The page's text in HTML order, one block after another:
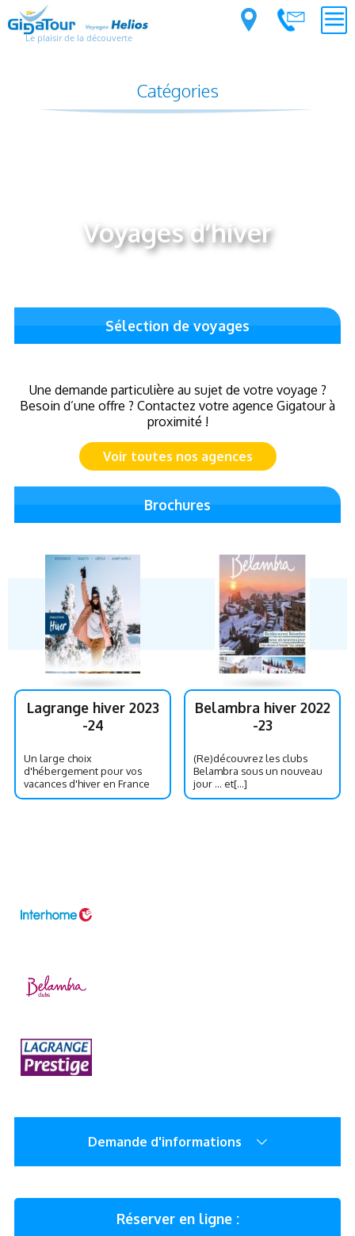
Le plaisir de la découverte
Catégories
Réserver en ligne :
Voyages d’hiver
Sélection de voyages
Une demande particulière au sujet de votre voyage ?
Besoin d’une offre ? Contactez votre agence Gigatour à
proximité !
Voir toutes nos agences
Brochures
Lagrange hiver 2023
-24
Un large choix
d'hébergement pour vos
vacances d'hiver en France
Belambra hiver 2022
-23
(Re)découvrez les clubs
Belambra sous un nouveau
jour … et[...]
Demande d'informations